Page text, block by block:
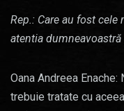
Rep.: Care au fost cele
atentia
Oana Andreea
trebuie tratate cu